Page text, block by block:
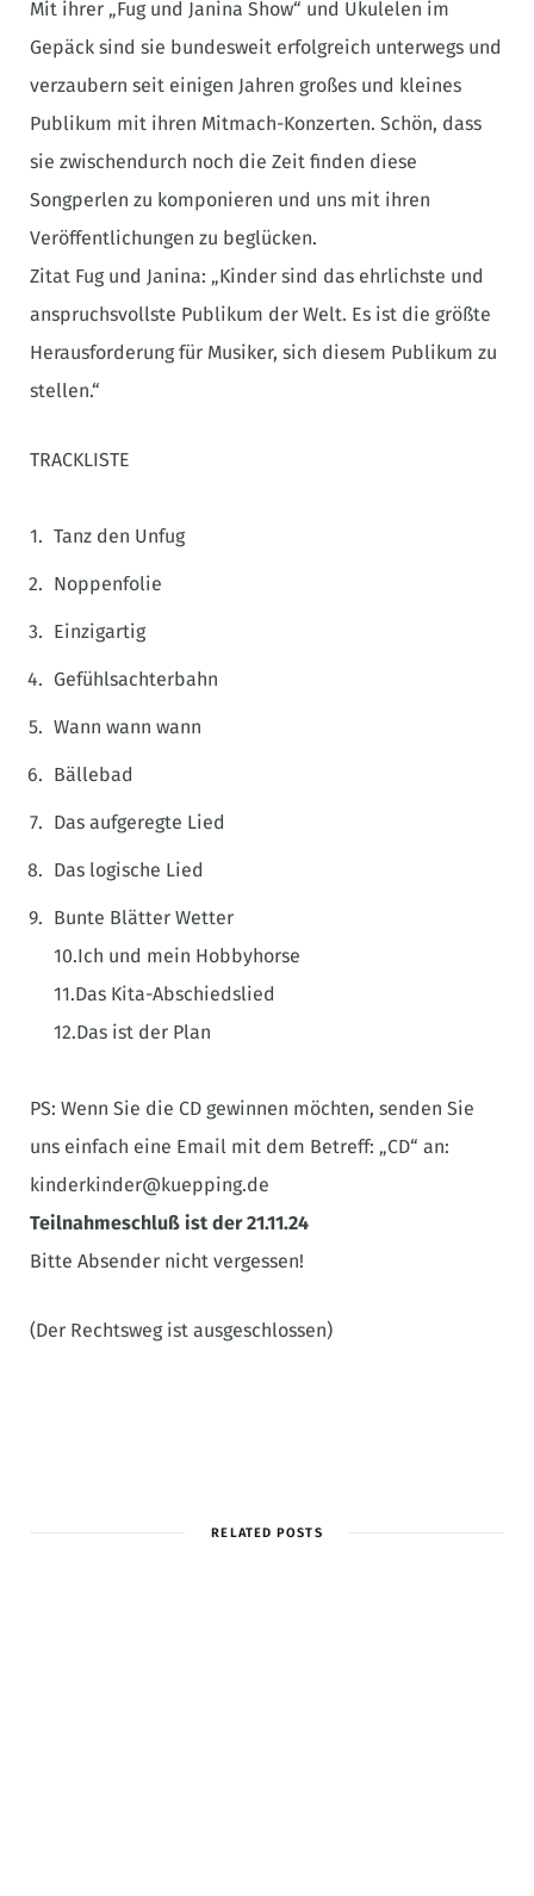
Mit ihrer „Fug und Janina Show“ und Ukulelen im
Gepäck sind sie bundesweit erfolgreich unterwegs und
verzaubern seit einigen Jahren großes und kleines
Publikum mit ihren Mitmach-Konzerten. Schön, dass
sie zwischendurch noch die Zeit finden diese
Songperlen zu komponieren und uns mit ihren
Veröffentlichungen zu beglücken.
Zitat Fug und Janina: „Kinder sind das ehrlichste und
anspruchsvollste Publikum der Welt. Es ist die größte
Herausforderung für Musiker, sich diesem Publikum zu
stellen.“
TRACKLISTE
Tanz den Unfug
Noppenfolie
Einzigartig
Gefühlsachterbahn
Wann wann wann
Bällebad
Das aufgeregte Lied
Das logische Lied
Bunte Blätter Wetter
10.Ich und mein Hobbyhorse
11.Das Kita-Abschiedslied
12.Das ist der Plan
PS: Wenn Sie die CD gewinnen möchten, senden Sie
uns einfach eine Email mit dem Betreff: „CD“ an:
kinderkinder@kuepping.de
Teilnahmeschluß ist der 21.11.24
Bitte Absender nicht vergessen!
(Der Rechtsweg ist ausgeschlossen)
RELATED POSTS